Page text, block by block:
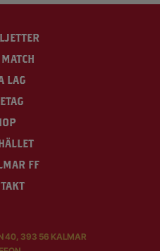
LAG
FF
40, 393 56 KALMAR